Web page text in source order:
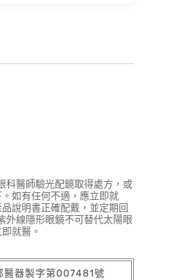
科醫師驗光配鏡取得處方，或
如有任何不適，應立即就
說明書正確配戴，並定期回
線隱形眼鏡不可替代太陽眼
就醫。
醫器製字第007481號